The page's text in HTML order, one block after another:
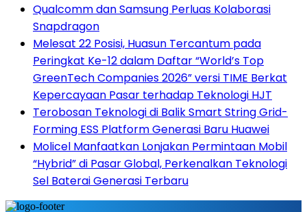
Qualcomm dan Samsung Perluas Kolaborasi
Snapdragon
Melesat 22 Posisi, Huasun Tercantum pada
Peringkat Ke-12 dalam Daftar “World’s Top
GreenTech Companies 2026” versi TIME Berkat
Kepercayaan Pasar terhadap Teknologi HJT
Terobosan Teknologi di Balik Smart String Grid-
Forming ESS Platform Generasi Baru Huawei
Molicel Manfaatkan Lonjakan Permintaan Mobil
“Hybrid” di Pasar Global, Perkenalkan Teknologi
Sel Baterai Generasi Terbaru